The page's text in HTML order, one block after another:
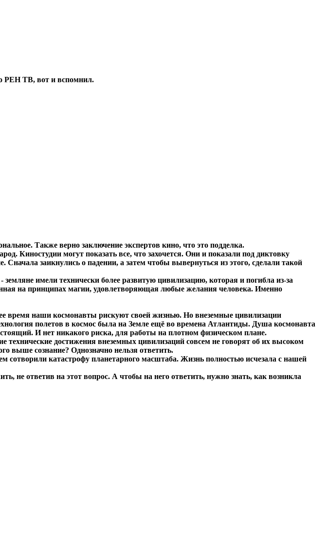
РЕН ТВ, вот и вспомнил.
Также верно заключение экспертов кино, что это подделка.
Киностудии могут показать все, что захочется. Они и показали под диктовку
заикнулись о падении, а затем чтобы вывернуться из этого, сделали такой
имели технически более развитую цивилизацию, которая и погибла из-за
на принципах магии, удовлетворяющая любые желания человека. Именно
время наши космонавты рискуют своей жизнью. Но внеземные цивилизации
полетов в космос была на Земле ещё во времена Атлантиды. Душа космонавта
И нет никакого риска, для работы на плотном физическом плане.
достижения внеземных цивилизаций совсем не говорят об их высоком
выше сознание? Однозначно нельзя ответить.
катастрофу планетарного масштаба. Жизнь полностью исчезала с нашей
ответив на этот вопрос. А чтобы на него ответить, нужно знать, как возникла